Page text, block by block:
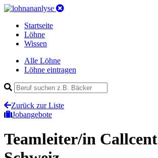
Startseite
Löhne
Wissen
Alle Löhne
Löhne eintragen
Zurück zur Liste
Jobangebote
Teamleiter/in